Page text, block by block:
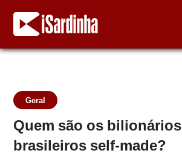
Geral
Quem são os bilionários
brasileiros self-made?